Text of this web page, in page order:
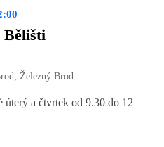
Bělišti
Železný Brod
úterý a čtvrtek od 9.30 do 12